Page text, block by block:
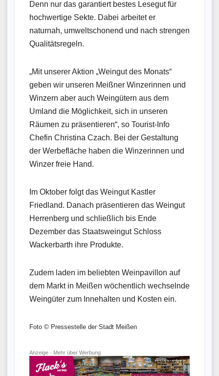
Denn nur das garantiert bestes Lesegut für
hochwertige Sekte. Dabei arbeitet er
naturnah, umweltschonend und nach strengen
Qualitätsregeln.
„Mit unserer Aktion „Weingut des Monats“
geben wir unseren Meißner Winzerinnen und
Winzern aber auch Weingütern aus dem
Umland die Möglichkeit, sich in unseren
Räumen zu präsentieren“, so Tourist-Info
Chefin Christina Czach. Bei der Gestaltung
der Werbefläche haben die Winzerinnen und
Winzer freie Hand.
Im Oktober folgt das Weingut Kastler
Friedland. Danach präsentieren das Weingut
Herrenberg und schließlich bis Ende
Dezember das Staatsweingut Schloss
Wackerbarth ihre Produkte.
Zudem laden im beliebten Weinpavillon auf
dem Markt in Meißen wöchentlich wechselnde
Weingüter zum Innehalten und Kosten ein.
Foto © Pressestelle der Stadt Meißen
Anzeige · Mehr über Werbung